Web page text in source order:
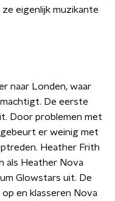
eigenlijk muzikante
naar Londen, waar
De eerste
Door problemen met
er weinig met
Heather Frith
als Heather Nova
Glowstars uit. De
en klasseren Nova